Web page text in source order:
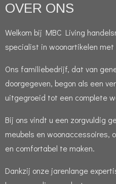
OVER ONS
Welkom bij MBC Living
specialist in woonartikelen
Ons familiebedrijf, dat van
doorgegeven, begon als een
uitgegroeid tot een complete
Bij ons vindt u een zorgvuldig
meubels en woonaccessoires,
en comfortabel te maken.
Dankzij onze jarenlange